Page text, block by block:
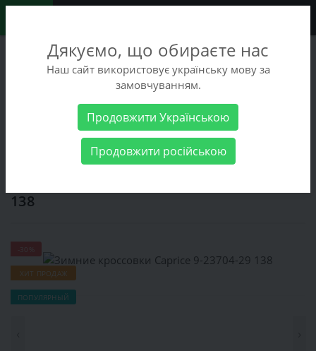
+38 (068) 486-90-09
+38 (093) 486-90-09
Женские товары Женская обувь Кроссовки
кроссовки Caprice 9-23704-29 138
138
ХИТ ПРОДАЖ
ПОПУЛЯРНЫЙ
Дякуємо, що обираєте нас
Наш сайт використовує українську мову за
замовчуванням.
Продовжити Українською
Продовжити російською